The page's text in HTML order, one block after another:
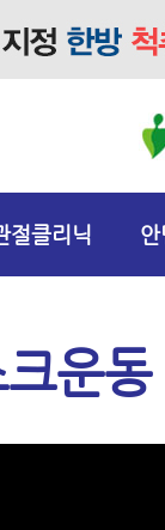
절클리닉 안
운